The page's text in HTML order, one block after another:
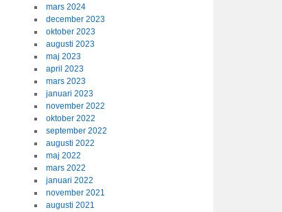
mars 2024
december 2023
oktober 2023
augusti 2023
maj 2023
april 2023
mars 2023
januari 2023
november 2022
oktober 2022
september 2022
augusti 2022
maj 2022
mars 2022
januari 2022
november 2021
augusti 2021